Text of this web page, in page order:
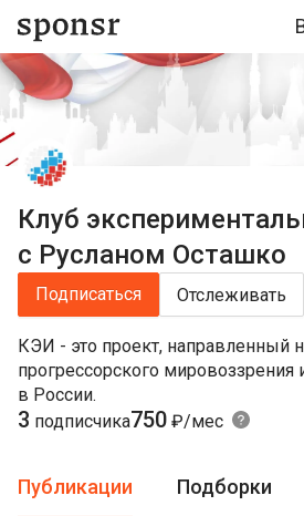
Клуб
с Русланом Осташко
Подписаться Отслеживать
КЭИ - это проект, направленный
прогрессорского мировоззрения
в России.
3 подписчика750 ₽/мес
Публикации Подборки